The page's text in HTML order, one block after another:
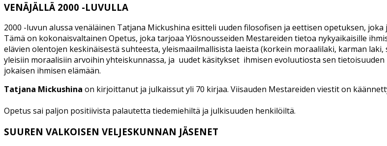
VENÄJÄLLÄ 2000 -LUVULLA
2000 -luvun alussa venäläinen Tatjana Mickushina esitteli uuden filosofisen ja eettisen opetuksen,
Tämä on kokonaisvaltainen Opetus, joka tarjoaa Ylösnousseiden Mestareiden tietoa nykyaikaisille
elävien olentojen keskinäisestä suhteesta, yleismaailmallisista laeista (korkein moraalilaki, karman laki,
yleisiin moraalisiin arvoihin yhteiskunnassa, ja uudet käsitykset ihmisen evoluutiosta sen
jokaisen ihmisen elämään.
Tatjana Mickushina on kirjoittanut ja julkaissut yli 70 kirjaa. Viisauden Mestareiden viestit on
Opetus sai paljon positiivista palautetta tiedemiehiltä ja julkisuuden henkilöiltä.
SUUREN VALKOISEN VELJESKUNNAN JÄSENET